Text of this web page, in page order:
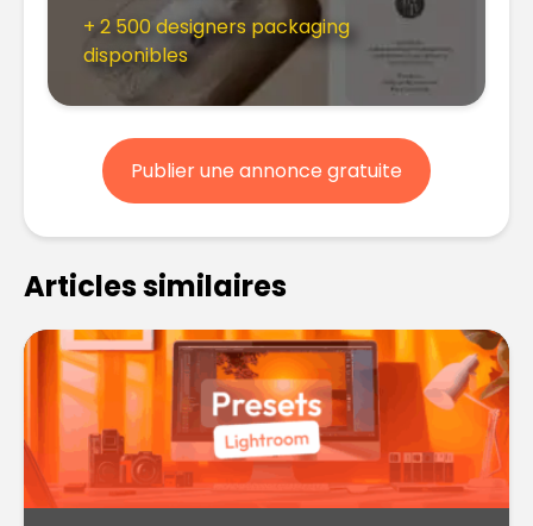
+ 2 500 designers packaging
disponibles
Publier une annonce gratuite
Articles similaires